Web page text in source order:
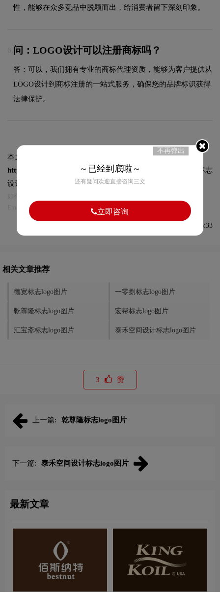
性，能够在众多竞品中脱颖而出，给消费者留下深刻印象。
6. 问：LOGO设计可以注册商标吗？
答：可以，我们拥有专业的商标代理资质，能够为客户提供从
LOGO设计到商标注册的一站式服务，确保您的品牌标识获得
法律保护。
本文标题和链接
https://logo9.net/works/8573.html转载时请注明出处为诗宸标志
设计及本链接!
Email:75696531@qq.com，我们将第一时间安排删除。
发布于2022-03-23 09:36:33
相关文章推荐
德宽标志logo图片 一零捌标志logo图片
乾尊隆标志logo图片 宏帮标志logo图片
汇宝斋标志logo图片 泰禾空间设计标志logo图片
3 赞
上一篇: 乾尊隆标志logo图片
下一篇: 泰禾空间设计标志logo图片
最新文章
不再弹出
～已经到底啦～
还有疑问欢迎直接咨询三文
立即咨询